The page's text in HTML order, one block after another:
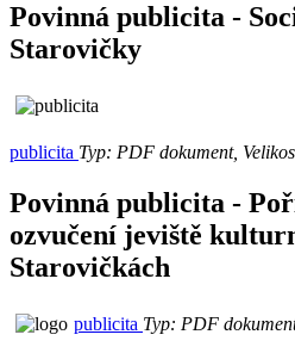
Povinná publicita -
Starovičky
publicita Typ: PDF dokument,
Povinná publicita -
ozvučení jeviště
Starovičkách
publicita Typ: PDF